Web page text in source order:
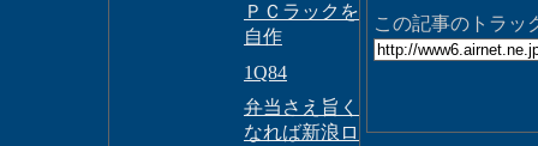
ＰＣラックを
自作
1Q84
弁当さえ旨く
なれば新浪ロ
この記事のトラッ